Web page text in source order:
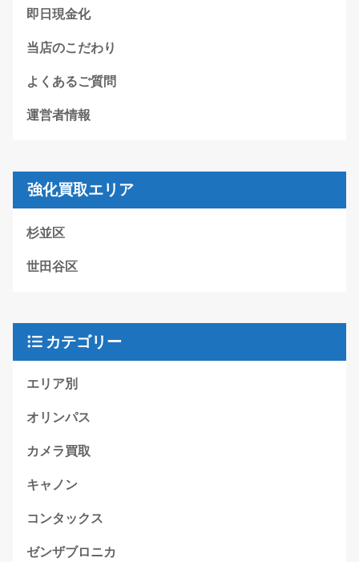
即日現金化
当店のこだわり
よくあるご質問
運営者情報
強化買取エリア
杉並区
世田谷区
カテゴリー
エリア別
オリンパス
カメラ買取
キャノン
コンタックス
ゼンザブロニカ